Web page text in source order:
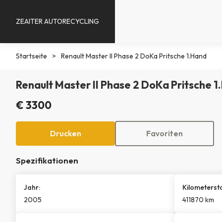
ZEAITER AUTORECYCLING
Startseite > Renault Master II Phase 2 DoKa Pritsche 1.Hand
Renault Master II Phase 2 DoKa Pritsche
€ 3300
Drucken Favoriten
Spezifikationen
Jahr:
2005
411870 km